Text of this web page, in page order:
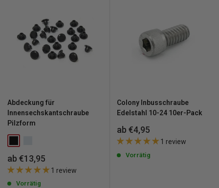
Abdeckung für
Innensechskantschraube
Pilzform
Sonderpreis
ab €13,95
1 review
Vorrätig
Colony Inbusschraube
Edelstahl 10-24 10er-Pack
Sonderpreis
ab €4,95
1 review
Vorrätig